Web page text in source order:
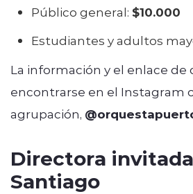
Público general: $10.000
Estudiantes y adultos
La información y el enlace
encontrarse en el Instagram
agrupación,
Directora
Santiago